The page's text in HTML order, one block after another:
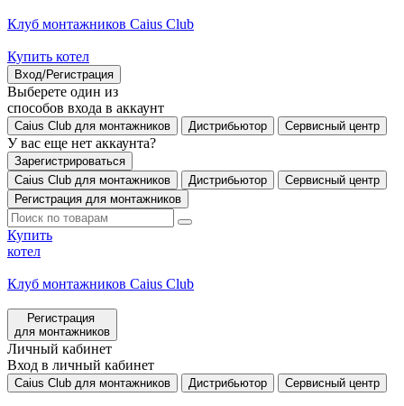
Клуб монтажников Caius Club
Купить котел
Вход/Регистрация
Выберете один из
способов входа в аккаунт
Caius Club для монтажников Дистрибьютор Сервисный центр
У вас еще нет аккаунта?
Зарегистрироваться
Caius Club для монтажников
Дистрибьютор
Сервисный центр
Регистрация для монтажников
Купить
котел
Клуб монтажников Caius Club
Регистрация
для монтажников
Личный кабинет
Вход в личный кабинет
Caius Club для монтажников Дистрибьютор Сервисный центр